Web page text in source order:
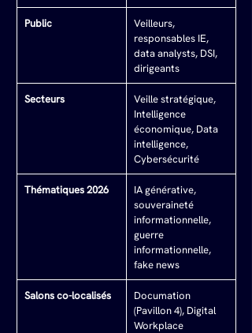
Public
Veilleurs,
responsables IE,
data analysts, DSI,
dirigeants
Secteurs
Veille stratégique,
Intelligence
économique, Data
intelligence,
Cybersécurité
Thématiques 2026
IA générative,
souveraineté
informationnelle,
guerre
informationnelle,
fake news
Salons co-localisés
Documation
(Pavillon 4), Digital
Workplace